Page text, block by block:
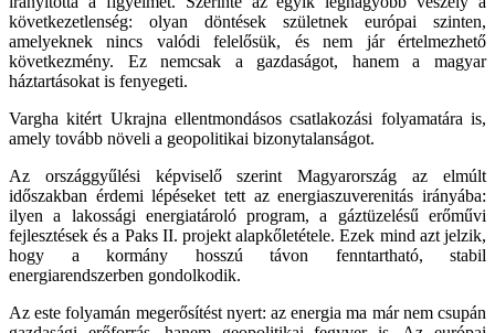
következetlenség: olyan döntések születnek európai szinten,
amelyeknek nincs valódi felelősük, és nem jár értelmezhető
következmény. Ez nemcsak a gazdaságot, hanem a magyar
háztartásokat is fenyegeti.
Vargha kitért Ukrajna ellentmondásos csatlakozási folyamatára is,
amely tovább növeli a geopolitikai bizonytalanságot.
Az országgyűlési képviselő szerint Magyarország az elmúlt
időszakban érdemi lépéseket tett az energiaszuverenitás irányába:
ilyen a lakossági energiatároló program, a gáztüzelésű erőművi
fejlesztések és a Paks II. projekt alapkőletétele. Ezek mind azt jelzik,
hogy a kormány hosszú távon fenntartható, stabil
energiarendszerben gondolkodik.
Az este folyamán megerősítést nyert: az energia ma már nem csupán